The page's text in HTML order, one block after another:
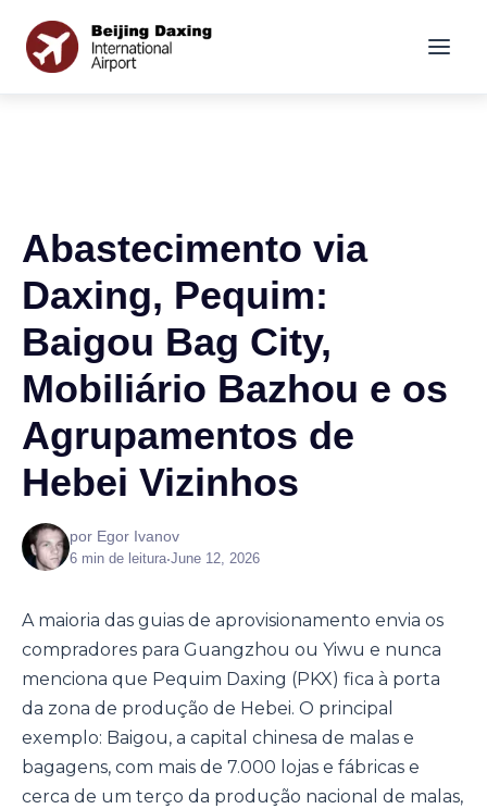
Abastecimento via
Daxing, Pequim:
Baigou Bag City,
Mobiliário Bazhou e os
Agrupamentos de
Hebei Vizinhos
por Egor Ivanov
6 min de leitura•June 12, 2026
A maioria das guias de aprovisionamento envia os
compradores para Guangzhou ou Yiwu e nunca
menciona que Pequim Daxing (PKX) fica à porta
da zona de produção de Hebei. O principal
exemplo: Baigou, a capital chinesa de malas e
bagagens, com mais de 7.000 lojas e fábricas e
cerca de um terço da produção nacional de malas,